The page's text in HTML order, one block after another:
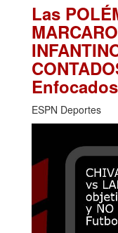
Las
Enfocados
ESPN Deportes